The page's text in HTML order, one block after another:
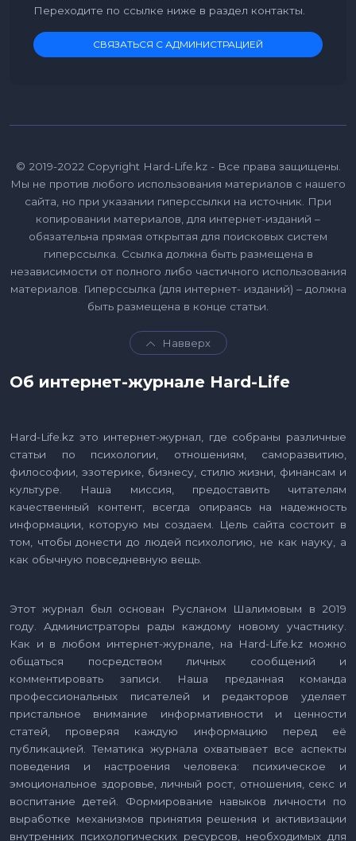
Переходите по ссылке ниже в раздел контакты.
СВЯЗАТЬСЯ С АДМИНИСТРАЦИЕЙ
© 2019-2022 Copyright Hard-Life.kz - Все права защищены.
Мы не против любого использования материалов с нашего
сайта, но при указании гиперссылки на источник. При
копировании материалов, для интернет-изданий –
обязательна прямая открытая для поисковых систем
гиперссылка. Ссылка должна быть размещена в
независимости от полного либо частичного использования
материалов. Гиперссылка (для интернет- изданий) – должна
быть размещена в конце статьи.
Навверх
Об интернет-журнале Hard-Life
Hard-Life.kz это интернет-журнал, где собраны различные
статьи по психологии, отношениям, саморазвитию,
философии, эзотерике, бизнесу, стилю жизни, финансам и
культуре. Наша миссия, предоставить читателям
качественный контент, всегда опираясь на надежность
информации, которую мы создаем. Цель сайта состоит в
том, чтобы донести до людей психологию, не как науку, а
как обычную повседневную вещь.
Этот журнал был основан Русланом Шалимовым в 2019
году. Администраторы рады каждому новому участнику.
Как и в любом интернет-журнале, на Hard-Life.kz можно
общаться посредством личных сообщений и
комментировать записи. Наша преданная команда
профессиональных писателей и редакторов уделяет
пристальное внимание информативности и ценности
статей, проверяя каждую информацию перед её
публикацией. Тематика журнала охватывает все аспекты
поведения и настроения человека: психическое и
эмоциональное здоровье, личный рост, отношения, секс и
воспитание детей. Формирование навыков личности по
выработке механизмов принятия решения и активизации
внутренних психологических ресурсов, необходимых для